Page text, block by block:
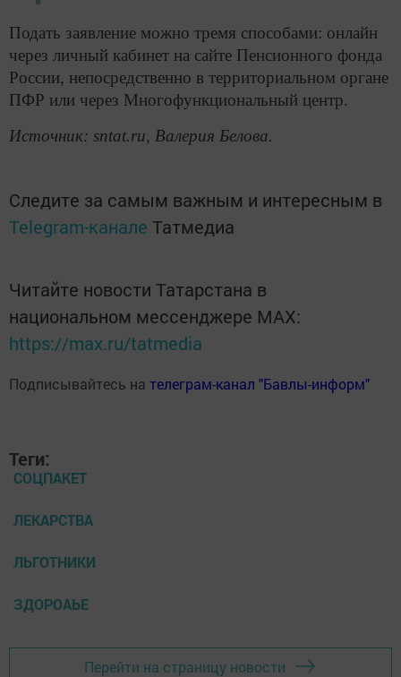
Подать заявление можно тремя способами: онлайн
через личный кабинет на сайте Пенсионного фонда
России, непосредственно в территориальном органе
ПФР или через Многофункциональный центр.
Источник: sntat.ru, Валерия Белова.
Следите за самым важным и интересным в
Telegram-канале Татмедиа
Читайте новости Татарстана в
национальном мессенджере MАХ:
https://max.ru/tatmedia
Подписывайтесь на телеграм-канал "Бавлы-информ"
Теги:
СОЦПАКЕТ
ЛЕКАРСТВА
ЛЬГОТНИКИ
ЗДОРОАЬЕ
Перейти на страницу новости